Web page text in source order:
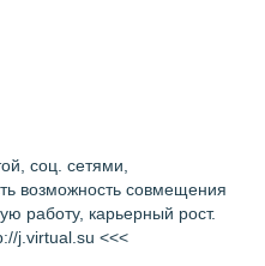
соц. сетями,
возможность совмещения
работу, карьерный рост.
j.virtual.su <<<